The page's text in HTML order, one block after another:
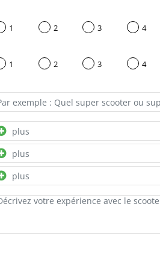
1 2 3 4
1 2 3 4